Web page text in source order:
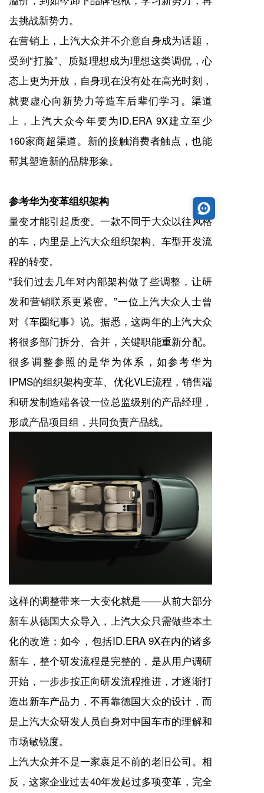
去挑战新势力。
在营销上，上汽大众并不介意自身成为话题，
受到“打脸”、质疑理想成为理想这类调侃，心
态上更为开放，自身现在没有处在高光时刻，
就要虚心向新势力等造车后辈们学习。渠道
上，上汽大众今年要为ID.ERA 9X建立至少
160家商超渠道。新的接触消费者触点，也能
帮其塑造新的品牌形象。
参考华为变革组织架构
量变才能引起质变。一款不同于大众以往风格
的车，内里是上汽大众组织架构、车型开发流
程的转变。
“我们过去几年对内部架构做了些调整，让研
发和营销联系更紧密。”一位上汽大众人士曾
对《车圈纪事》说。据悉，这两年的上汽大众
将很多部门拆分、合并，关键职能重新分配。
很多调整参照的是华为体系，如参考华为
IPMS的组织架构变革、优化VLE流程，销售端
和研发制造端各设一位总监级别的产品经理，
形成产品项目组，共同负责产品线。
这样的调整带来一大变化就是——从前大部分
新车从德国大众导入，上汽大众只需做些本土
化的改造；如今，包括ID.ERA 9X在内的诸多
新车，整个研发流程是完整的，是从用户调研
开始，一步步按正向研发流程推进，才逐渐打
造出新车产品力，不再靠德国大众的设计，而
是上汽大众研发人员自身对中国车市的理解和
市场敏锐度。
上汽大众并不是一家裹足不前的老旧公司。相
反，这家企业过去40年发起过多项变革，完全